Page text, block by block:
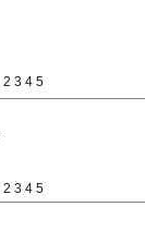
2 3 4 5
2 3 4 5